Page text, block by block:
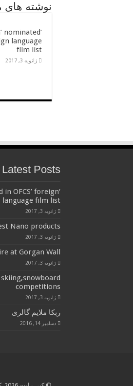
نوشته های
nominated
language
film list
ژانویه 3, 2017
Latest Posts
in OFCS’ foreign
language film list
ژانویه 3, 2017
Nano products
ژانویه 3, 2017
at Gorgan Wall
ژانویه 3, 2017
competitions
ژانویه 3, 2017
ربکا ملایم گالری
دسامبر 14, 2016